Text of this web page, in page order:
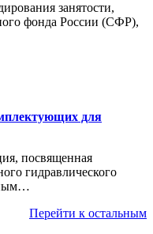
занятости,
фонда России (СФР),
для
посвященная
гидравлического
Перейти к остальным